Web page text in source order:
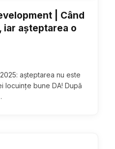
| Când
iar așteptarea o
așteptarea nu este
locuințe bune DA! După